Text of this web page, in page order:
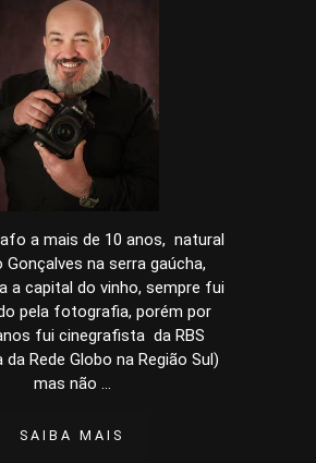
a mais de 10 anos, natural
Gonçalves na serra gaúcha,
a capital do vinho, sempre fui
pela fotografia, porém por
fui cinegrafista da RBS
da Rede Globo na Região Sul)
mas não ...
SAIBA MAIS